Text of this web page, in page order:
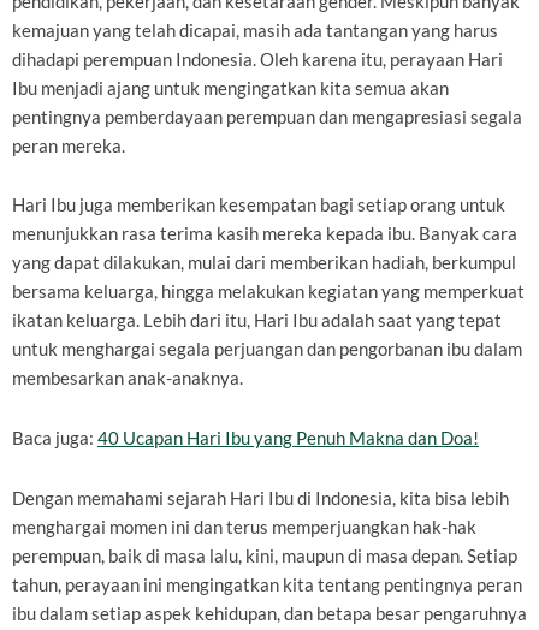
kemajuan yang telah dicapai, masih ada tantangan yang harus
dihadapi perempuan Indonesia. Oleh karena itu, perayaan Hari
Ibu menjadi ajang untuk mengingatkan kita semua akan
pentingnya pemberdayaan perempuan dan mengapresiasi segala
peran mereka.
Hari Ibu juga memberikan kesempatan bagi setiap orang untuk
menunjukkan rasa terima kasih mereka kepada ibu. Banyak cara
yang dapat dilakukan, mulai dari memberikan hadiah, berkumpul
bersama keluarga, hingga melakukan kegiatan yang memperkuat
ikatan keluarga. Lebih dari itu, Hari Ibu adalah saat yang tepat
untuk menghargai segala perjuangan dan pengorbanan ibu dalam
membesarkan anak-anaknya.
Baca juga: 40 Ucapan Hari Ibu yang Penuh Makna dan Doa!
Dengan memahami sejarah Hari Ibu di Indonesia, kita bisa lebih
menghargai momen ini dan terus memperjuangkan hak-hak
perempuan, baik di masa lalu, kini, maupun di masa depan. Setiap
tahun, perayaan ini mengingatkan kita tentang pentingnya peran
ibu dalam setiap aspek kehidupan, dan betapa besar pengaruhnya